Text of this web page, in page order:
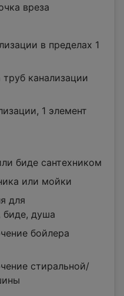
вреза
в пределах 1
канализации
1 элемент
биде сантехником
или мойки
для
биде, душа
бойлера
стиральной/